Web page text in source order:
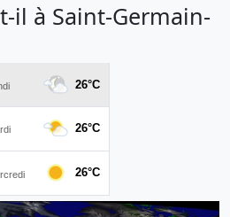
il à Saint-Germain-